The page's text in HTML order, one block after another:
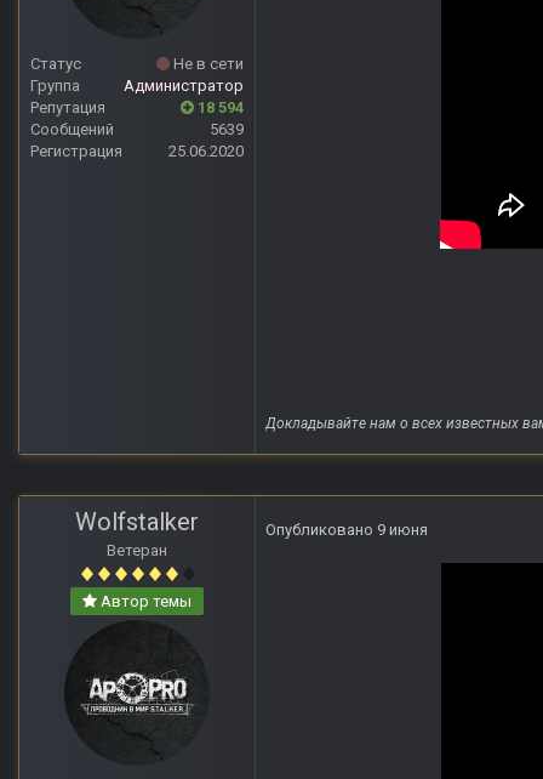
Статус
Не в сети
Группа
Администратор
Репутация
18 594
Сообщений
5639
Регистрация
25.06.2020
Докладывайте нам о всех известных
Wolfstalker
Ветеран
Автор темы
Опубликовано 9 июня